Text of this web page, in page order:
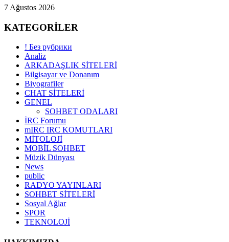
7 Ağustos 2026
KATEGORİLER
! Без рубрики
Analiz
ARKADAŞLIK SİTELERİ
Bilgisayar ve Donanım
Biyografiler
CHAT SİTELERİ
GENEL
SOHBET ODALARI
İRC Forumu
mIRC IRC KOMUTLARI
MİTOLOJİ
MOBİL SOHBET
Müzik Dünyası
News
public
RADYO YAYINLARI
SOHBET SİTELERİ
Sosyal Ağlar
SPOR
TEKNOLOJİ